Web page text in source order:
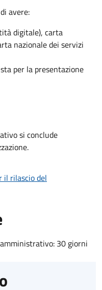
avere:
digitale), carta
nazionale dei servizi
per la presentazione
si conclude
il rilascio del
30 giorni